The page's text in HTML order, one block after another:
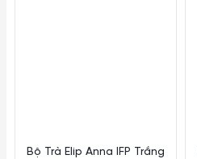
Bộ Trà Elip Anna IFP Trắng